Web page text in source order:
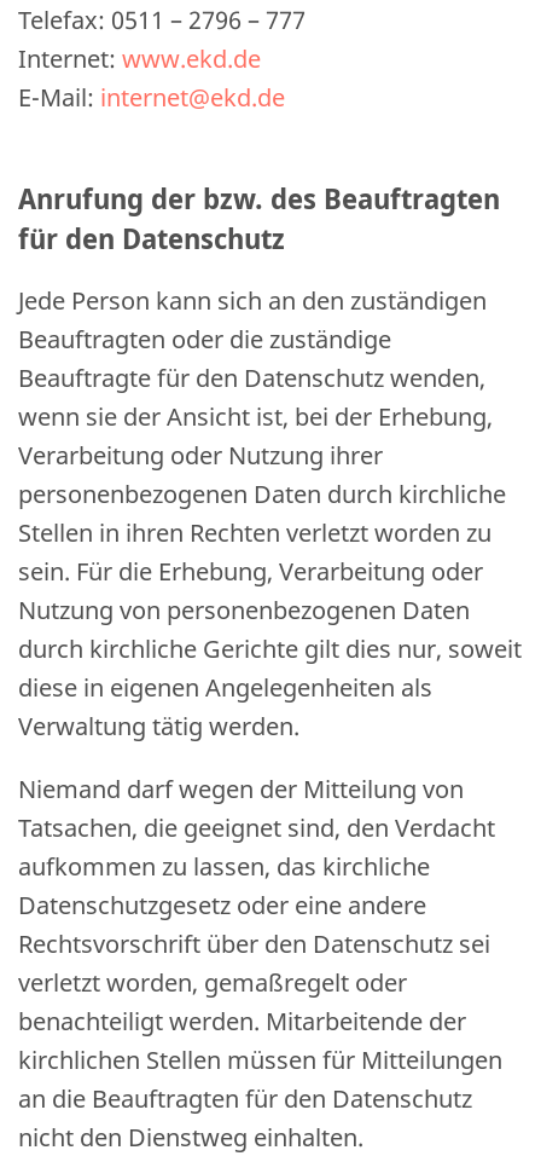
Telefax: 0511 – 2796 – 777
Internet: www.ekd.de
E-Mail: internet@ekd.de
Anrufung der bzw. des Beauftragten
für den Datenschutz
Jede Person kann sich an den zuständigen
Beauftragten oder die zuständige
Beauftragte für den Datenschutz wenden,
wenn sie der Ansicht ist, bei der Erhebung,
Verarbeitung oder Nutzung ihrer
personenbezogenen Daten durch kirchliche
Stellen in ihren Rechten verletzt worden zu
sein. Für die Erhebung, Verarbeitung oder
Nutzung von personenbezogenen Daten
durch kirchliche Gerichte gilt dies nur, soweit
diese in eigenen Angelegenheiten als
Verwaltung tätig werden.
Niemand darf wegen der Mitteilung von
Tatsachen, die geeignet sind, den Verdacht
aufkommen zu lassen, das kirchliche
Datenschutzgesetz oder eine andere
Rechtsvorschrift über den Datenschutz sei
verletzt worden, gemaßregelt oder
benachteiligt werden. Mitarbeitende der
kirchlichen Stellen müssen für Mitteilungen
an die Beauftragten für den Datenschutz
nicht den Dienstweg einhalten.